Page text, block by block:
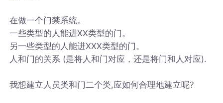
在做一个门禁系统。
一些类型的人能进XX类型的门。
另一些类型的人能进XXX类型的门。
人和门的关系 (是将人和门对应，还是将门和人对应).
我想建立人员类和门二个类,应如何合理地建立呢?